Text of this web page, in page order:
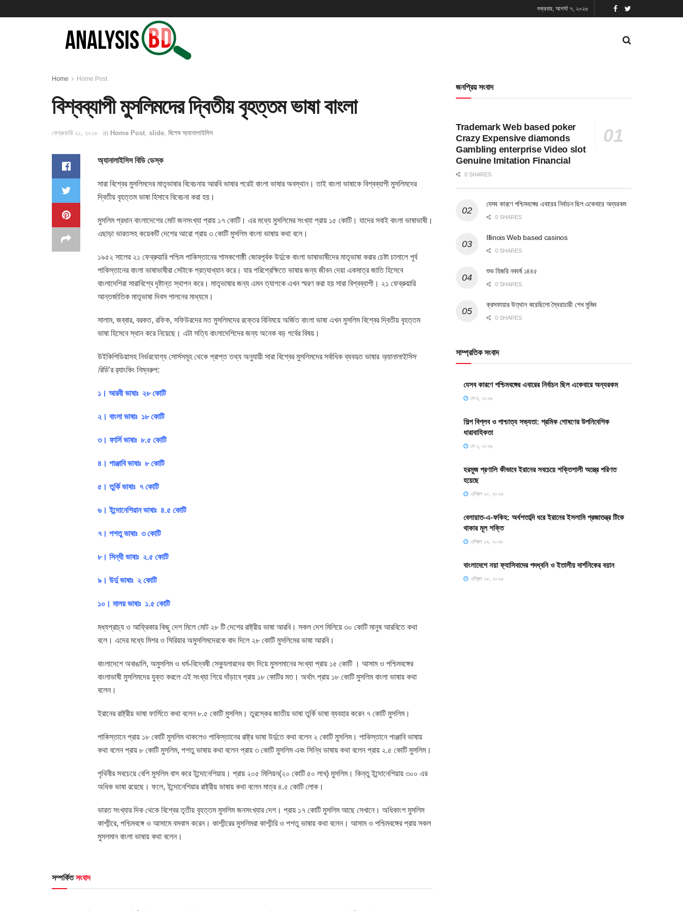
শুক্রবার, আগস্ট ৭, ২০২৬
Home Home Post
বিশ্বব্যাপী মুসলিমদের দ্বিতীয় বৃহত্তম ভাষা বাংলা
ফেব্রুয়ারি ২১, ২০১৮ in Home Post slide বিশেষ অ্যানালাইসিস
অ্যানালাইসিস বিডি ডেস্ক
সারা বিশ্বের মুসলিমদের মাতৃভাষার বিবেচনায় আরবি ভাষার পরেই বাংলা ভাষার অবস্থান। তাই বাংলা ভাষাকে বিশ্বব্যাপী মুসলিমদের
দ্বিতীয় বৃহত্তম ভাষা হিসাবে বিবেচনা করা হয়।
মুসলিম প্রধান বাংলাদেশের মোট জনসংখ্যা প্রায় ১৭ কোটি। এর মধ্যে মুসলিমের সংখ্যা প্রায় ১৫ কোটি। যাদের সবাই বাংলা ভাষাভাষী।
এছাড়া ভারতসহ কয়েকটি দেশের আরো প্রায় ৩ কোটি মুসলিম বাংলা ভাষায় কথা বলে।
১৯৫২ সালের ২১ ফেব্রুয়ারি পশ্চিম পাকিস্তানের শাসকগোষ্ঠী জোরপূর্বক উর্দুকে বাংলা ভাষাভাষীদের মাতৃভাষা করার চেষ্টা চালালে পূর্ব
পাকিস্তানের বাংলা ভাষাভাষীরা সেটাকে প্রত্যাখ্যান করে। যার পরিপ্রেক্ষিতে ভাষার জন্য জীবন দেয়া একমাত্র জাতি হিসেবে
বাংলাদেশিরা সারাবিশ্বে দৃষ্টান্ত স্থাপন করে। মাতৃভাষার জন্য এমন ত্যাগকে এখন স্মরণ করা হয় সারা বিশ্বব্যাপী। ২১ ফেব্রুয়ারি
আন্তর্জাতিক মাতৃভাষা দিবস পালনের মাধ্যমে।
সালাম, জব্বার, বরকত, রফিক, সফিউরদের মত মুসলিমদের রক্তের বিনিময়ে অর্জিত বাংলা ভাষা এখন মুসলিম বিশ্বের দ্বিতীয় বৃহত্তম
ভাষা হিসেবে স্থান করে নিয়েছে। এটা সত্যি বাংলাদেশিদের জন্য অনেক বড় গর্বের বিষয়।
উইকিপিডিয়াসহ নির্ভরযোগ্য সোর্সসমূহ থেকে প্রাপ্ত তথ্য অনুযায়ী সারা বিশ্বের মুসলিমদের সর্বাধিক ব্যবহৃত ভাষার অ্যানালাইসিস
বিডি’র র‍্যাংকিং নিম্নরুপ:
১। আরবী ভাষাঃ ২৮ কোটি
২। বাংলা ভাষাঃ ১৮ কোটি
৩। ফার্সি ভাষাঃ ৮.৫ কোটি
৪। পাঞ্জাবি ভাষাঃ ৮ কোটি
৫। তুর্কি ভাষাঃ ৭ কোটি
৬। ইন্দোনেশিয়ান ভাষাঃ ৪.৫ কোটি
৭। পশতু ভাষাঃ ৩ কোটি
৮। সিন্ধী ভাষাঃ ২.৫ কোটি
৯। উর্দু ভাষাঃ ২ কোটি
১০। মালয় ভাষাঃ ১.৫ কোটি
মধ্যপ্রাচ্য ও আফ্রিকার কিছু দেশ মিলে মোট ২৮ টি দেশের রাষ্ট্রীয় ভাষা আরবি। সকল দেশ মিলিয়ে ৩০ কোটি মানুষ আরবিতে কথা
বলে। এদের মধ্যে মিশর ও সিরিয়ার অমুসলিমদেরকে বাদ দিলে ২৮ কোটি মুসলিমের ভাষা আরবি।
বাংলাদেশে অবাঙালি, অমুসলিম ও ধর্ম-বিদ্বেষী সেক্যুলারদের বাদ দিয়ে মুসলমানের সংখ্যা প্রায় ১৫ কোটি । আসাম ও পশ্চিমবঙ্গের
বাংলাভাষী মুসলিমদের যুক্ত করলে এই সংখ্যা গিয়ে দাঁড়াবে প্রায় ১৮ কোটির মত। অর্থাৎ প্রায় ১৮ কোটি মুসলিম বাংলা ভাষায় কথা
বলেন।
ইরানের রাষ্ট্রীয় ভাষা ফার্সিতে কথা বলেন ৮.৫ কোটি মুসলিম। তুরস্কের জাতীয় ভাষা তুর্কি ভাষা ব্যবহার করেন ৭ কোটি মুসলিম।
পাকিস্তানে প্রায় ১৮ কোটি মুসলিম থাকলেও পাকিস্তানের রাষ্ট্র ভাষা উর্দুতে কথা বলেন ২ কোটি মুসলিম। পাকিস্তানে পাঞ্জাবি ভাষায়
কথা বলেন প্রায় ৮ কোটি মুসলিম, পশতু ভাষায় কথা বলেন প্রায় ৩ কোটি মুসলিম এবং সিন্ধি ভাষায় কথা বলেন প্রায় ২.৫ কোটি মুসলিম।
পৃথিবীর সবচেয়ে বেশি মুসলিম বাস করে ইন্দোনেশিয়ায়। প্রায় ২০৫ মিলিয়ন(২০ কোটি ৫০ লাখ) মুসলিম। কিন্তু ইন্দোনেশিয়ায় ৩০০ এর
অধিক ভাষা রয়েছে। ফলে, ইন্দোনেশিয়ার রাষ্ট্রীয় ভাষায় কথা বলেন মাত্র ৪.৫ কোটি লোক।
ভারত সংখ্যার দিক থেকে বিশ্বের তৃতীয় বৃহত্তম মুসলিম জনসংখ্যার দেশ। প্রায় ১৭ কোটি মুসলিম আছে সেখানে। অধিকাংশ মুসলিম
কাশ্মীরে, পশ্চিমবঙ্গে ও আসামে বসবাস করেন। কাশ্মীরের মুসলিমরা কাশ্মীরি ও পশতু ভাষায় কথা বলেন। আসাম ও পশ্চিমবঙ্গের প্রায় সকল
মুসলমান বাংলা ভাষায় কথা বলেন।
সম্পর্কিতসংবাদ
জনপ্রিয় সংবাদ
Trademark Web based poker
Crazy Expensive diamonds
Gambling enterprise Video slot
Genuine Imitation Financial
0 SHARES
যেসব কারণে পশ্চিমবঙ্গের এবারের নির্বাচন ছিল একেবারে অন্যরকম
0 SHARES
Illinois Web based casinos
0 SHARES
শুভ হিজরি নববর্ষ ১৪৪৫
0 SHARES
ক্রসফায়ার উত্থান করেছিলো স্বৈরাচারী শেখ মুজিব
0 SHARES
সাম্প্রতিক সংবাদ
যেসব কারণে পশ্চিমবঙ্গের এবারের নির্বাচন ছিল একেবারে অন্যরকম
মে ৪, ২০২৬
শিল্প বিপ্লব ও পাশ্চাত্য সভ্যতা: শ্রমিক শোষণের উপনিবেশিক
ধারাবাহিকতা
মে ২, ২০২৬
হরমুজ প্রণালি কীভাবে ইরানের সবচেয়ে শক্তিশালী অস্ত্রে পরিণত
হয়েছে
এপ্রিল ২০, ২০২৬
বেলায়াত-এ-ফকিহ: অর্ধশতাব্দি ধরে ইরানের ইসলামি প্রজাতন্ত্র টিকে
থাকার মূল শক্তি
এপ্রিল ১৯, ২০২৬
বাংলাদেশে নয়া ফ্যাসিবাদের পদধ্বনি ও ইতালীয় দার্শনিকের বয়ান
এপ্রিল ১৮, ২০২৬